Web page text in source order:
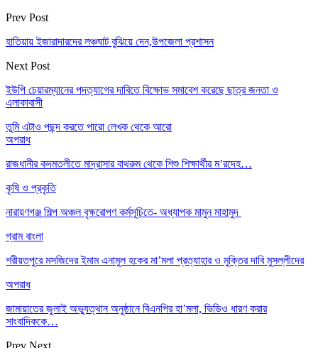
Prev Post
হাতিয়ায় ইজারাদারদের লঞ্চঘাট বুঝিয়ে দেন,উপজেলা প্রশাসন
Next Post
ইউপি চেয়ারম্যানের পদত্যাগের দাবিতে বিক্ষোভ সমাবেশ করেছে ছাত্র জনতা ও
এলাকাবাসী
তুমি এটাও পছন্দ করতে পারো লেখক থেকে আরো
অপরাধ
রাজধানীর কদমতলীতে মাদ্রাসার বাথরুম থেকে শিশু শিক্ষার্থীর ম’রদেহ…
কৃষি ও প্রকৃতি
নারায়ণগঞ্জ শিল্প অঞ্চল বৃক্ষরোপণ কর্মসূচিতে- অধ্যাপক মামুন মাহামুদ
গ্রাম বাংলা
শরীয়তপুরে মসজিদের ইমাম এনামুল হকের মা’মলা প্রত্যাহার ও মুক্তির দাবি মুসল্লীদের
অপরাধ
জামায়াতের জুলাই অভ্যুত্থান অনুষ্ঠানে বিএনপির হা’মলা, ভিডিও ধারণ করার
সাংবাদিককে…
Prev Next